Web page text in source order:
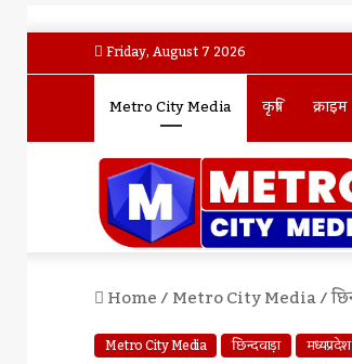
Friday, August 7 2026
Metro City Media कृषि क्राइम
Home/Metro City Media/
Metro City Media छिन्दवाड़ा मध्यप्रदेश